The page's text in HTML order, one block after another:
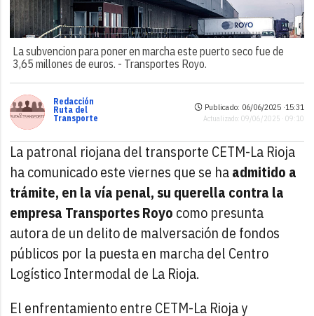
La subvencion para poner en marcha este puerto seco fue de
3,65 millones de euros. - Transportes Royo.
Redacción
Ruta del
Transporte
Publicado: 06/06/2025 ·15:31
Actualizado: 09/06/2025 · 09:10
La patronal riojana del transporte CETM-La Rioja
ha comunicado este viernes que se haadmitido a
trámite, en la vía penal, su querella contra la
empresa Transportes Royo como presunta
autora de un delito de malversación de fondos
públicos por la puesta en marcha del Centro
Logístico Intermodal de La Rioja.
El enfrentamiento entre CETM-La Rioja y